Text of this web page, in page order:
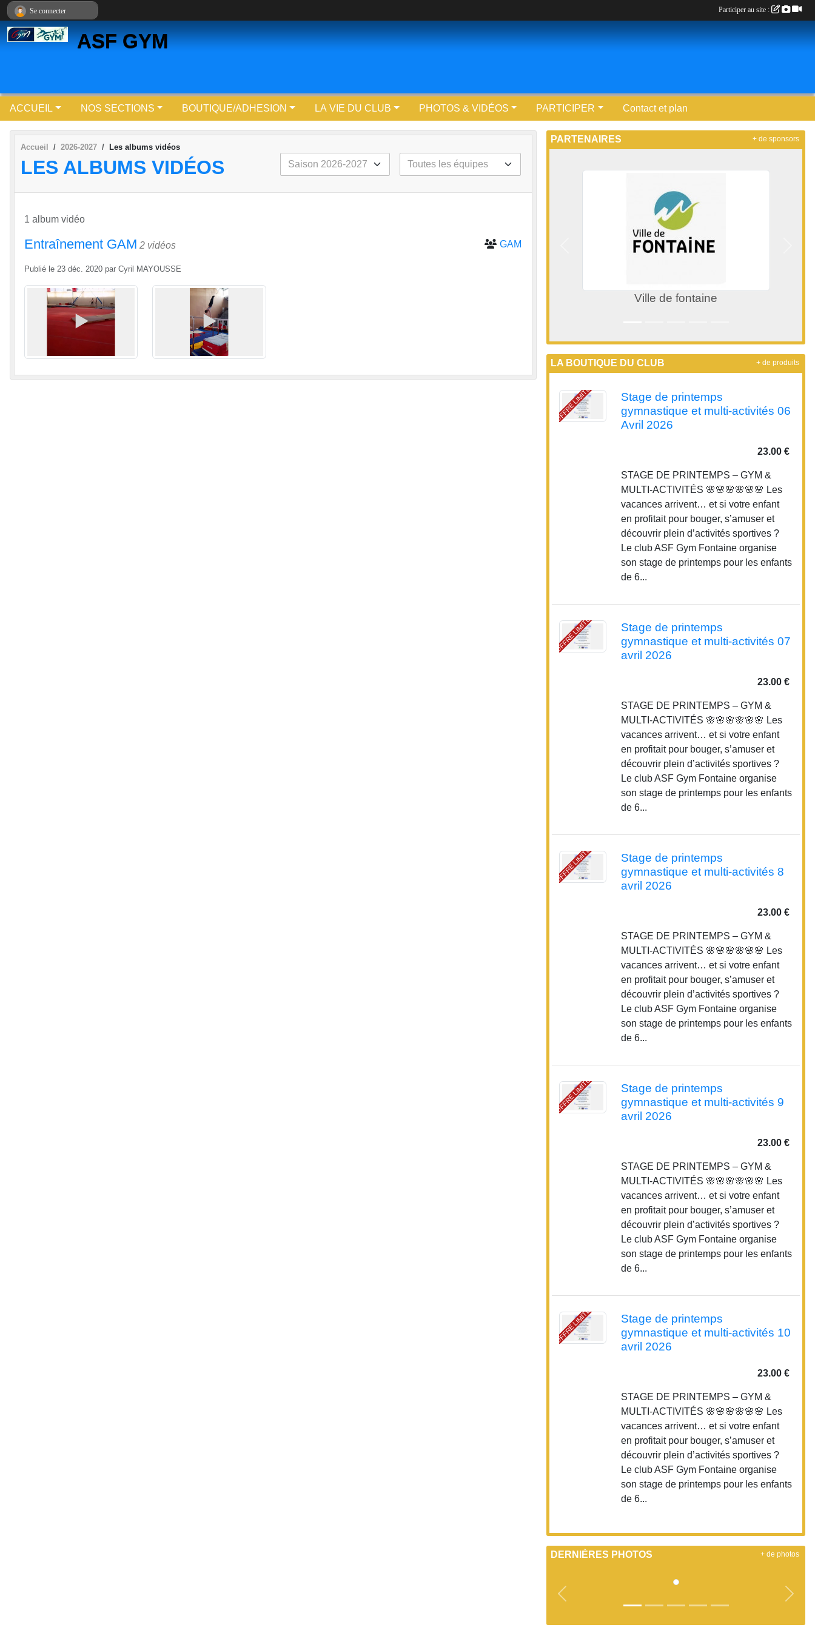
ASF GYM
ACCUEIL NOS SECTIONS BOUTIQUE/ADHESION LA VIE DU CLUB PHOTOS & VIDÉOS PARTICIPER Contact et plan
Accueil 2026-2027 Les albums vidéos
LES ALBUMS VIDÉOS
1 album vidéo
Entraînement GAM 2 vidéos GAM
Publié le 23 déc. 2020 par Cyril MAYOUSSE
PARTENAIRES
Ville de fontaine
+ de sponsors
LA BOUTIQUE DU CLUB
OFFRE LIMITÉE
Stage de printemps
gymnastique et multi-activités 06
Avril 2026
23.00 €
STAGE DE PRINTEMPS – GYM &
MULTI-ACTIVITÉS 🌸🌸🌸🌸🌸🌸 Les
vacances arrivent… et si votre enfant
en profitait pour bouger, s’amuser et
découvrir plein d’activités sportives ?
Le club ASF Gym Fontaine organise
son stage de printemps pour les enfants
de 6...
OFFRE LIMITÉE
Stage de printemps
gymnastique et multi-activités 07
avril 2026
23.00 €
STAGE DE PRINTEMPS – GYM &
MULTI-ACTIVITÉS 🌸🌸🌸🌸🌸🌸 Les
vacances arrivent… et si votre enfant
en profitait pour bouger, s’amuser et
découvrir plein d’activités sportives ?
Le club ASF Gym Fontaine organise
son stage de printemps pour les enfants
de 6...
OFFRE LIMITÉE
Stage de printemps
gymnastique et multi-activités 8
avril 2026
23.00 €
STAGE DE PRINTEMPS – GYM &
MULTI-ACTIVITÉS 🌸🌸🌸🌸🌸🌸 Les
vacances arrivent… et si votre enfant
en profitait pour bouger, s’amuser et
découvrir plein d’activités sportives ?
Le club ASF Gym Fontaine organise
son stage de printemps pour les enfants
de 6...
OFFRE LIMITÉE
Stage de printemps
gymnastique et multi-activités 9
avril 2026
23.00 €
STAGE DE PRINTEMPS – GYM &
MULTI-ACTIVITÉS 🌸🌸🌸🌸🌸🌸 Les
vacances arrivent… et si votre enfant
en profitait pour bouger, s’amuser et
découvrir plein d’activités sportives ?
Le club ASF Gym Fontaine organise
son stage de printemps pour les enfants
de 6...
OFFRE LIMITÉE
Stage de printemps
gymnastique et multi-activités 10
avril 2026
23.00 €
STAGE DE PRINTEMPS – GYM &
MULTI-ACTIVITÉS 🌸🌸🌸🌸🌸🌸 Les
vacances arrivent… et si votre enfant
en profitait pour bouger, s’amuser et
découvrir plein d’activités sportives ?
Le club ASF Gym Fontaine organise
son stage de printemps pour les enfants
de 6...
+ de produits
DERNIÈRES PHOTOS
Précedent
+ de photos
Se connecter Participer au site :
Panneau de gestion des cookies